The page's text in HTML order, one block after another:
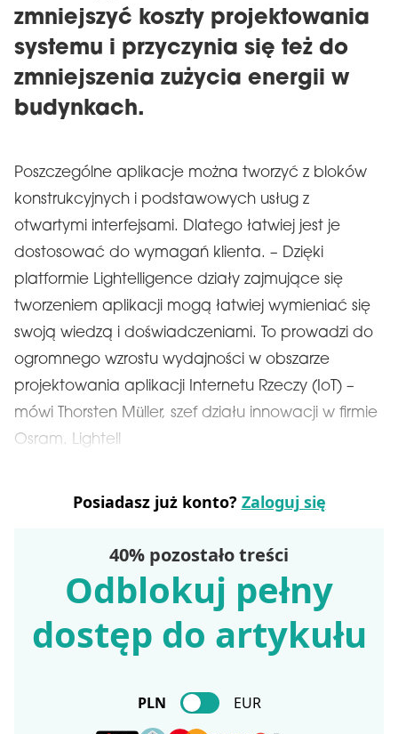
zmniejszyć koszty projektowania
systemu i przyczynia się też do
zmniejszenia zużycia energii w
budynkach.
Poszczególne aplikacje można tworzyć z bloków
konstrukcyjnych i podstawowych usług z
otwartymi interfejsami. Dlatego łatwiej jest je
dostosować do wymagań klienta. – Dzięki
platformie Lightelligence działy zajmujące się
tworzeniem aplikacji mogą łatwiej wymieniać się
swoją wiedzą i doświadczeniami. To prowadzi do
ogromnego wzrostu wydajności w obszarze
projektowania aplikacji Internetu Rzeczy (IoT) –
mówi Thorsten Müller, szef działu innowacji w firmie
Osram. Lightell
Posiadasz już konto? Zaloguj się
40% pozostało treści
Odblokuj pełny
dostęp do artykułu
PLN EUR